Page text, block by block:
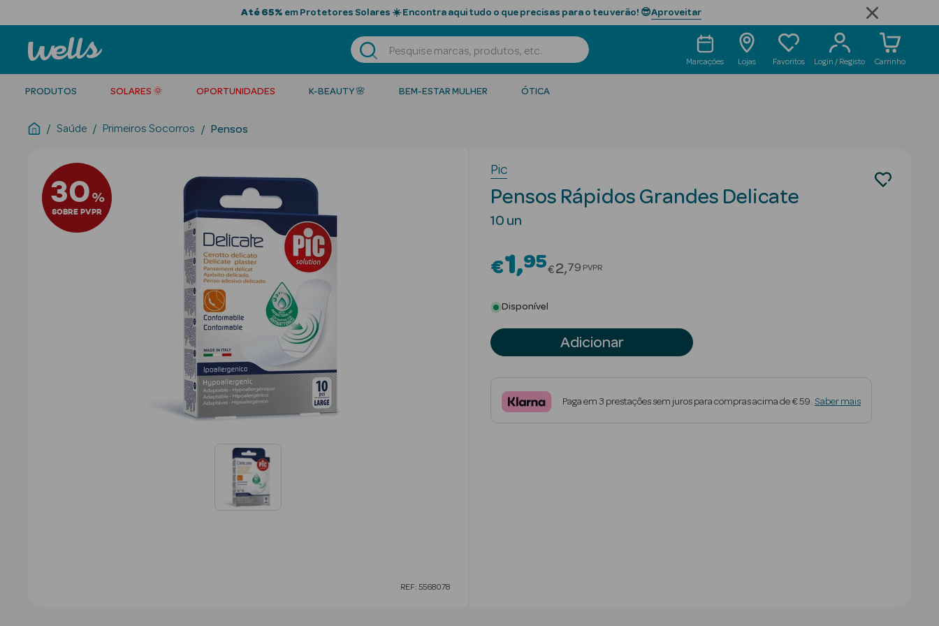
Até 65% em Protetores Solares ☀️ Encontra aqui tudo o que precisas para o teu verão! 😎Aproveitar
Marcações Lojas Favoritos Login / Registo Carrinho
PRODUTOS SOLARES 🌞 OPORTUNIDADES K-BEAUTY 🌸 BEM-ESTAR MULHER ÓTICA
Saúde Primeiros Socorros Pensos
30%
SOBRE PVPR
REF: 5568078
Pic
Pensos Rápidos Grandes Delicate
10 un
€1 95Price reduced from
€2 79 PVPR
Disponível
Adicionar
Paga em 3 prestações sem juros para compras acima de € 59. Saber mais